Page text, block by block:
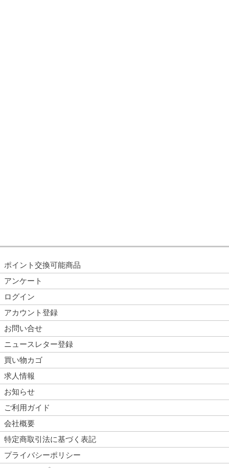
ポイント交換可能商品
アンケート
ログイン
アカウント登録
お問い合せ
ニュースレター登録
買い物カゴ
求人情報
お知らせ
ご利用ガイド
会社概要
特定商取引法に基づく表記
プライバシーポリシー